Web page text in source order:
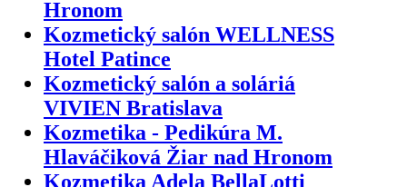
Hronom
Kozmetický salón WELLNESS
Hotel Patince
Kozmetický salón a soláriá
VIVIEN Bratislava
Kozmetika - Pedikúra M.
Hlaváčiková Žiar nad Hronom
Kozmetika Adela BellaLotti